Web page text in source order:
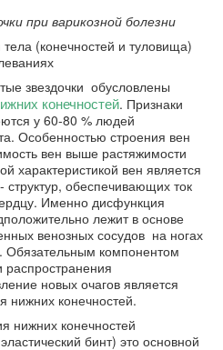
при варикозной болезни
(конечностей и туловища)
звездочки обусловлены
конечностей. Признаки
у 60-80 % людей
Особенностью строения вен
вен выше растяжимости
характеристикой вен является
структур, обеспечивающих ток
Именно дисфункция
лежит в основе
венозных сосудов на ногах
Обязательным компонентом
новых очагов является
нижних конечностей.
нижних конечностей
бинт) это основной